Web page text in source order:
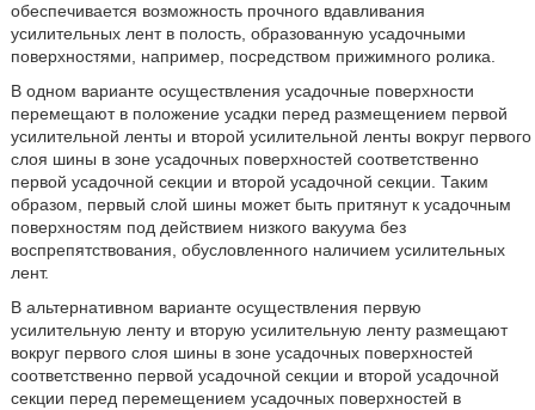
обеспечивается возможность прочного вдавливания
усилительных лент в полость, образованную усадочными
поверхностями, например, посредством прижимного ролика.
В одном варианте осуществления усадочные поверхности
перемещают в положение усадки перед размещением первой
усилительной ленты и второй усилительной ленты вокруг первого
слоя шины в зоне усадочных поверхностей соответственно
первой усадочной секции и второй усадочной секции. Таким
образом, первый слой шины может быть притянут к усадочным
поверхностям под действием низкого вакуума без
воспрепятствования, обусловленного наличием усилительных
лент.
В альтернативном варианте осуществления первую
усилительную ленту и вторую усилительную ленту размещают
вокруг первого слоя шины в зоне усадочных поверхностей
соответственно первой усадочной секции и второй усадочной
секции перед перемещением усадочных поверхностей в